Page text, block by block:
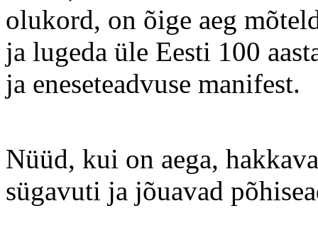
olukord, on õige aeg
ja lugeda üle Eesti 100
ja eneseteadvuse manifest.
Nüüd, kui on aega,
sügavuti ja jõuavad